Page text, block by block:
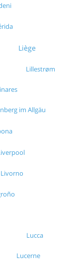
Liège
Lillestrøm
im Allgäu
Livorno
Lucca
Lucerne